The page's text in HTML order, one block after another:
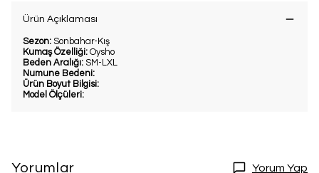
Ürün Açıklaması
Sezon: Sonbahar-Kış
Kumaş Özelliği: Oysho
Beden Aralığı: SM-LXL
Numune Bedeni:
Ürün Boyut Bilgisi:
Model Ölçüleri:
Yorumlar Yorum Yap